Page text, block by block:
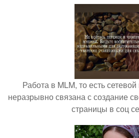
Работа в MLM, то есть
неразрывно связана с создание
страницы в соц